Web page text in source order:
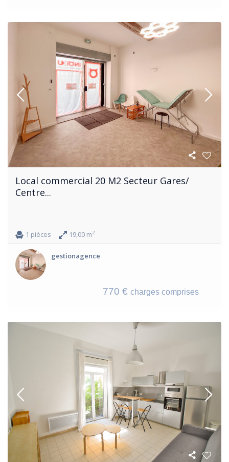
Local commercial 20 M2 Secteur Gares/
Centre...
1 pièces 19,00 m2
gestionagence
770 € charges comprises